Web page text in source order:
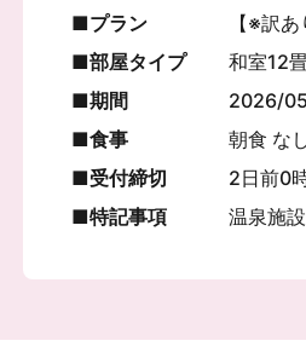
プラン
【※訳
部屋タイプ
和室12畳
期間
2026/
食事
朝食 な
受付締切
2日前0
特記事項
温泉施